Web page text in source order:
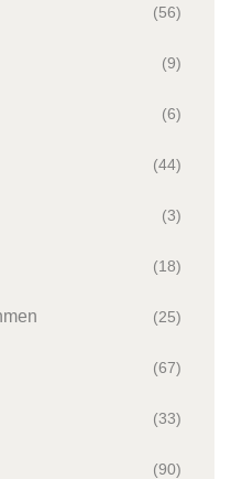
(56)
(9)
(6)
(44)
(3)
(18)
(25)
(67)
(33)
(90)